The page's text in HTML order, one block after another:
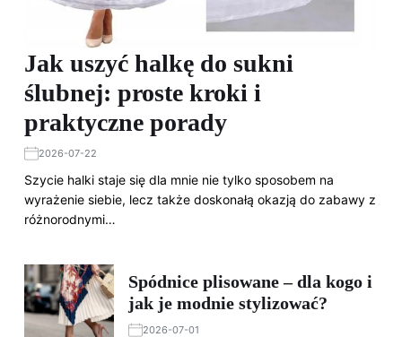
Jak uszyć halkę do sukni
ślubnej: proste kroki i
praktyczne porady
2026-07-22
Szycie halki staje się dla mnie nie tylko sposobem na
wyrażenie siebie, lecz także doskonałą okazją do zabawy z
różnorodnymi…
Spódnice plisowane – dla kogo i
jak je modnie stylizować?
2026-07-01